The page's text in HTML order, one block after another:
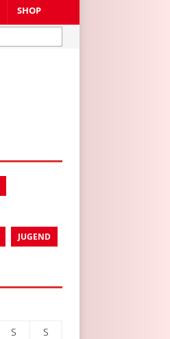
SHOP
JUGEND
S
S